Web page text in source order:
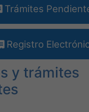
Trámites
Registro
y trámites